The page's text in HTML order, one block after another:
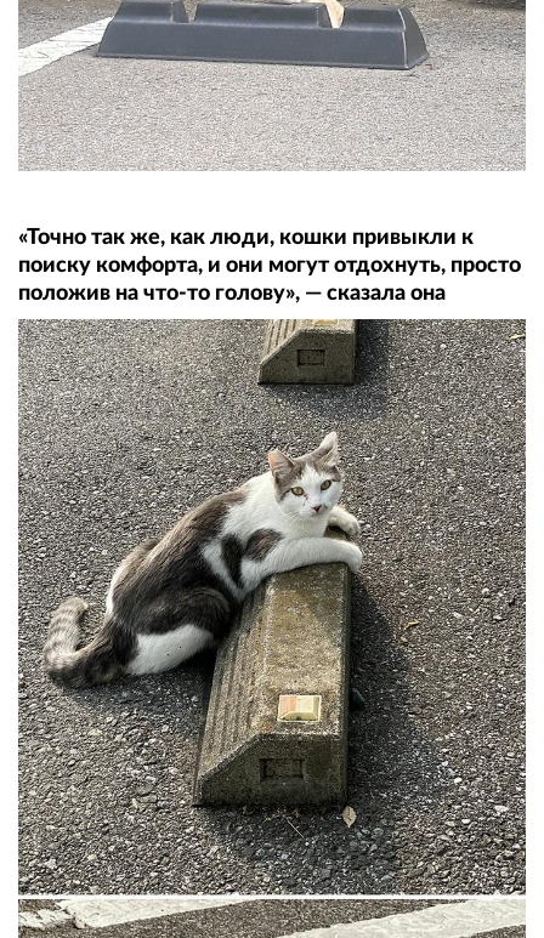
«Точно так же, как люди, кошки привыкли к
поиску комфорта, и они могут отдохнуть, просто
положив на что-то голову», — сказала она